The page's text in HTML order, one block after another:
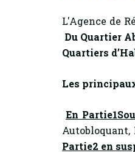
L'Agence de
Du Quartier
Quartiers
Les
En
Autobloquant,
Partie2 en